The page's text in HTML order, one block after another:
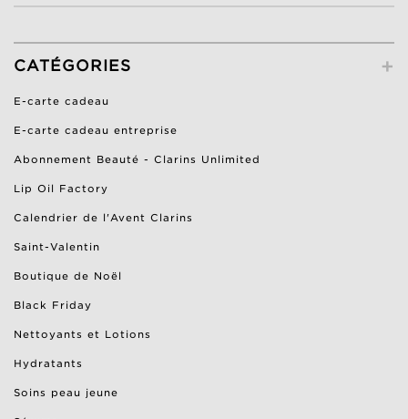
+
CATÉGORIES
E-carte cadeau
E-carte cadeau entreprise
Abonnement Beauté - Clarins Unlimited
Lip Oil Factory
Calendrier de l'Avent Clarins
Saint-Valentin
Boutique de Noël
Black Friday
Nettoyants et Lotions
Hydratants
Soins peau jeune